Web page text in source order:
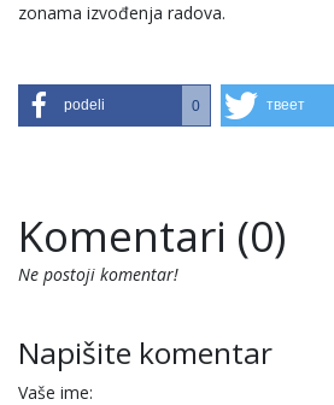
zonama izvođenja radova.
podeli 0 твеет
Komentari (0)
Ne postoji komentar!
Napišite komentar
Vaše ime: